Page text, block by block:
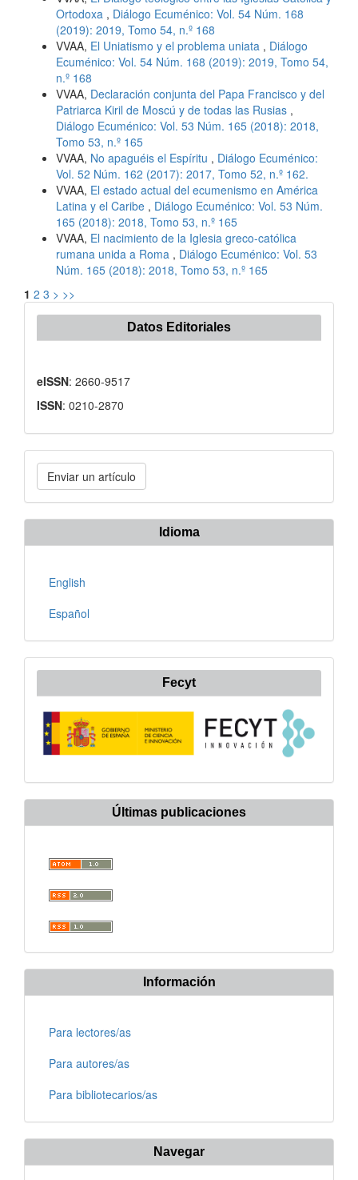
Ortodoxa , Diálogo Ecuménico: Vol. 54 Núm. 168
(2019): 2019, Tomo 54, n.º 168
VVAA, El Uniatismo y el problema uniata , Diálogo
Ecuménico: Vol. 54 Núm. 168 (2019): 2019, Tomo 54,
n.º 168
VVAA, Declaración conjunta del Papa Francisco y del
Patriarca Kiril de Moscú y de todas las Rusias ,
Diálogo Ecuménico: Vol. 53 Núm. 165 (2018): 2018,
Tomo 53, n.º 165
VVAA, No apaguéis el Espíritu , Diálogo Ecuménico:
Vol. 52 Núm. 162 (2017): 2017, Tomo 52, n.º 162.
VVAA, El estado actual del ecumenismo en América
Latina y el Caribe , Diálogo Ecuménico: Vol. 53 Núm.
165 (2018): 2018, Tomo 53, n.º 165
VVAA, El nacimiento de la Iglesia greco-católica
rumana unida a Roma , Diálogo Ecuménico: Vol. 53
Núm. 165 (2018): 2018, Tomo 53, n.º 165
1 2 3 > >>
Datos Editoriales
eISSN: 2660-9517
ISSN: 0210-2870
Enviar
un
artículo
Enviar un artículo
Idioma
English
Español
Fecyt
Últimas publicaciones
Información
Para lectores/as
Para autores/as
Para bibliotecarios/as
Navegar